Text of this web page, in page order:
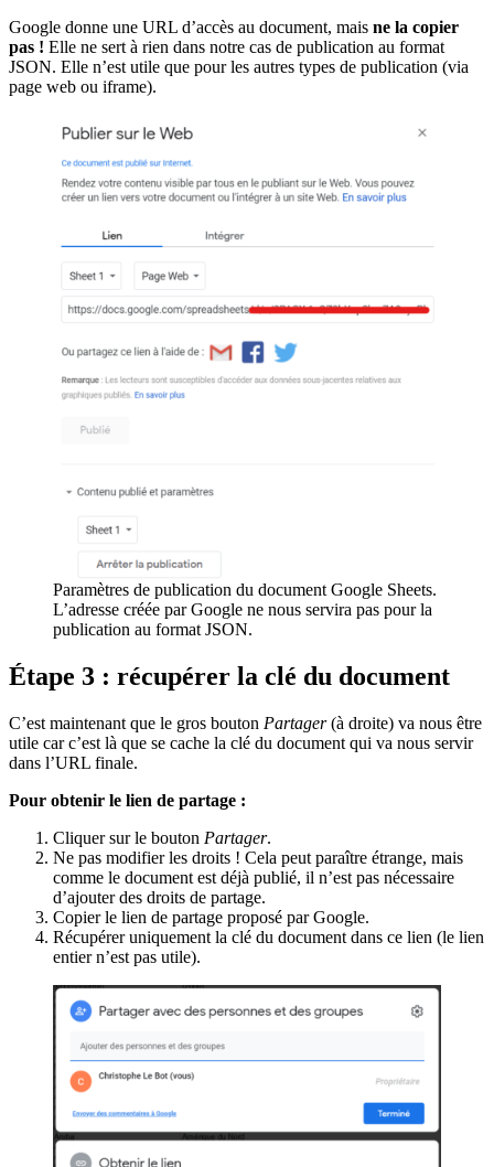
Google donne une URL d’accès au document, mais ne la copier
pas ! Elle ne sert à rien dans notre cas de publication au format
JSON. Elle n’est utile que pour les autres types de publication (via
page web ou iframe).
Paramètres de publication du document Google Sheets.
L’adresse créée par Google ne nous servira pas pour la
publication au format JSON.
Étape 3 : récupérer la clé du document
C’est maintenant que le gros bouton Partager(à droite) va nous être
utile car c’est là que se cache la clé du document qui va nous servir
dans l’URL finale.
Pour obtenir le lien de partage :
Cliquer sur le bouton Partager.
Ne pas modifier les droits ! Cela peut paraître étrange, mais
comme le document est déjà publié, il n’est pas nécessaire
d’ajouter des droits de partage.
Copier le lien de partage proposé par Google.
Récupérer uniquement la clé du document dans ce lien (le lien
entier n’est pas utile).